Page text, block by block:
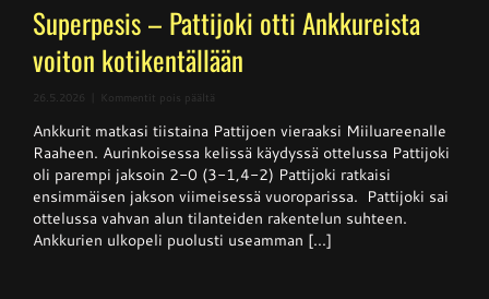
Superpesis – Pattijoki otti Ankkureista
voiton kotikentällään
26.5.2026 Kommentit pois päältä
–
Pattijoki
otti
Ankkureista
voiton
kotikentällään
Ankkurit matkasi tiistaina Pattijoen vieraaksi Miiluareenalle
Raaheen. Aurinkoisessa kelissä käydyssä ottelussa Pattijoki
oli parempi jaksoin 2-0 (3-1,4-2) Pattijoki ratkaisi
ensimmäisen jakson viimeisessä vuoroparissa. Pattijoki sai
ottelussa vahvan alun tilanteiden rakentelun suhteen.
Ankkurien ulkopeli puolusti useamman [...]